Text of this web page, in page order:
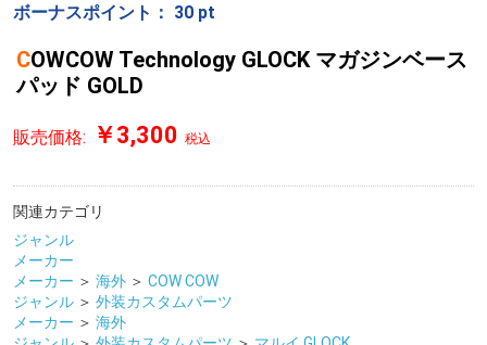
ボーナスポイント： 30 pt
COWCOW Technology GLOCK マガジンベース
パッド GOLD
販売価格: ￥3,300 税込
関連カテゴリ
ジャンル
メーカー
メーカー ＞ 海外 ＞ COW COW
ジャンル ＞ 外装カスタムパーツ
メーカー ＞ 海外